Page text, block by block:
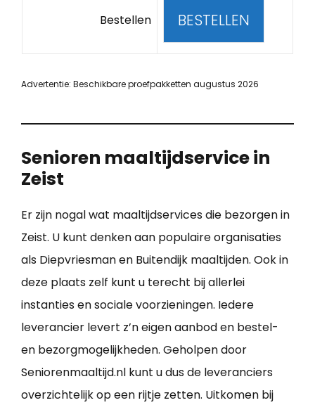
Bestellen BESTELLEN
Advertentie: Beschikbare proefpakketten augustus 2026
Senioren maaltijdservice in
Zeist
Er zijn nogal wat maaltijdservices die bezorgen in
Zeist. U kunt denken aan populaire organisaties
als Diepvriesman en Buitendijk maaltijden. Ook in
deze plaats zelf kunt u terecht bij allerlei
instanties en sociale voorzieningen. Iedere
leverancier levert z’n eigen aanbod en bestel-
en bezorgmogelijkheden. Geholpen door
Seniorenmaaltijd.nl kunt u dus de leveranciers
overzichtelijk op een rijtje zetten. Uitkomen bij